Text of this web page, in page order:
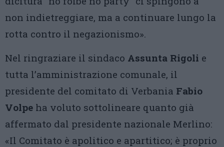
non indietreggiare, ma a continuare lungo la
rotta contro il negazionismo».
Nel ringraziare il sindaco Assunta Rigoli e
tutta l’amministrazione comunale, il
presidente del comitato di Verbania Fabio
Volpe ha voluto sottolineare quanto già
affermato dal presidente nazionale Merlino:
«Il Comitato è apolitico e apartitico; è proprio